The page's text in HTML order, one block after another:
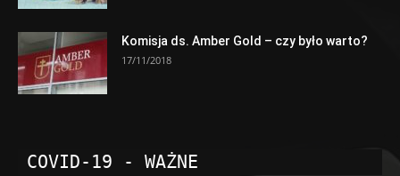
Komisja ds. Amber Gold – czy było warto?
17/11/2018
COVID-19 - WAŻNE